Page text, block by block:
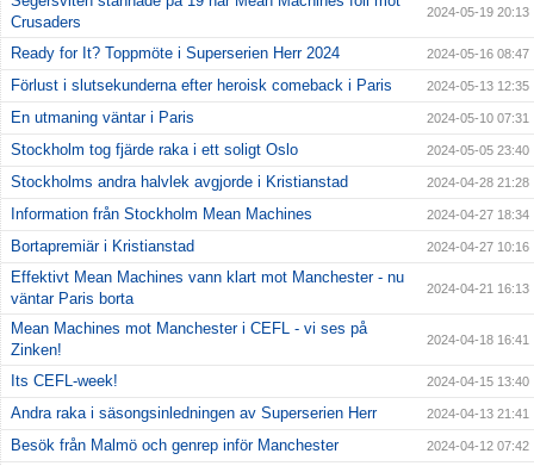
Crusaders
2024-05-19 20:13
Ready for It? Toppmöte i Superserien Herr 2024 2024-05-16 08:47
Förlust i slutsekunderna efter heroisk comeback i Paris 2024-05-13 12:35
En utmaning väntar i Paris 2024-05-10 07:31
Stockholm tog fjärde raka i ett soligt Oslo 2024-05-05 23:40
Stockholms andra halvlek avgjorde i Kristianstad 2024-04-28 21:28
Information från Stockholm Mean Machines 2024-04-27 18:34
Bortapremiär i Kristianstad 2024-04-27 10:16
Effektivt Mean Machines vann klart mot Manchester - nu
väntar Paris borta
2024-04-21 16:13
Mean Machines mot Manchester i CEFL - vi ses på
Zinken!
2024-04-18 16:41
Its CEFL-week! 2024-04-15 13:40
Andra raka i säsongsinledningen av Superserien Herr 2024-04-13 21:41
Besök från Malmö och genrep inför Manchester 2024-04-12 07:42